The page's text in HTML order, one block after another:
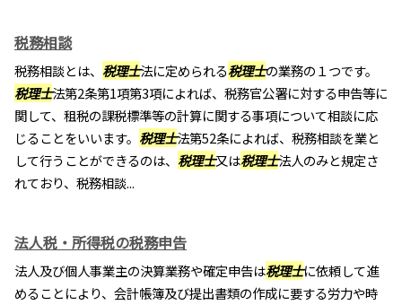
税務相談
税務相談とは、 税理士法に定められる税理士の業務の１つです。
税理士法第2条第1項第3項によれば、税務官公署に対する申告等に
関して、租税の課税標準等の計算に関する事項について相談に応
じることをいいます。 税理士法第52条によれば、税務相談を業と
して行うことができるのは、 税理士又は税理士法人のみと規定さ
れており、税務相談...
法人税・所得税の税務申告
法人及び個人事業主の決算業務や確定申告は税理士に依頼して進
めることにより、会計帳簿及び提出書類の作成に要する労力や時